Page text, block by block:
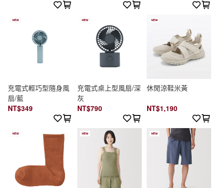
充電式輕巧型隨身風
扇/藍
NT$349
充電式桌上型風扇/深
灰
NT$790
休閒涼鞋米黃
NT$1,190